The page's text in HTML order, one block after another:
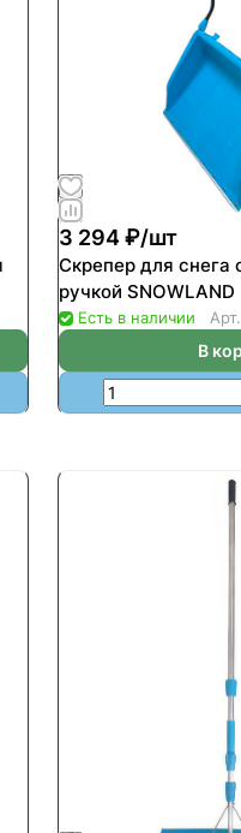
3 294 ₽/шт
Скрепер для снега
ручкой SNOWLAND
Есть в наличии Арт.
В